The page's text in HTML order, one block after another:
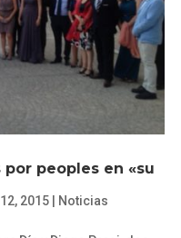
peoples en «su
2015 Noticias